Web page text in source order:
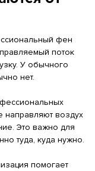
фен
поток
У обычного
нет.
направляют воздух
Это важно для
туда, куда нужно.
помогает